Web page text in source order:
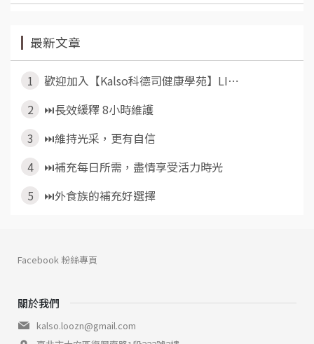
最新文章
1
歡迎加入【Kalso科德司健康學苑】LI⋯
2
⏭️長效緩釋 8小時維護
3
⏭️維持光采，更有自信
4
⏭️補充每日所需，盡情享受活力時光
5
⏭️外食族的補充好選擇
關於我們
kalso.loozn@gmail.com
Facebook 粉絲專頁